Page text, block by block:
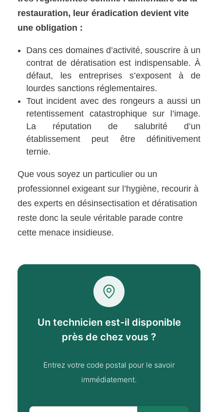
restauration, leur éradication devient vite
une obligation :
Dans ces domaines d’activité, souscrire à un
contrat de dératisation est indispensable. À
défaut, les entreprises s’exposent à de
lourdes sanctions réglementaires.
Tout incident avec des rongeurs a aussi un
retentissement catastrophique sur l’image.
La réputation de salubrité d’un
établissement peut être définitivement
ternie.
Que vous soyez un particulier ou un
professionnel exigeant sur l’hygiène, recourir à
des experts en désinsectisation et dératisation
reste donc la seule véritable parade contre
cette menace insidieuse.
Un technicien est-il disponible
près de chez vous ?
Entrez votre code postal pour le savoir
immédiatement.